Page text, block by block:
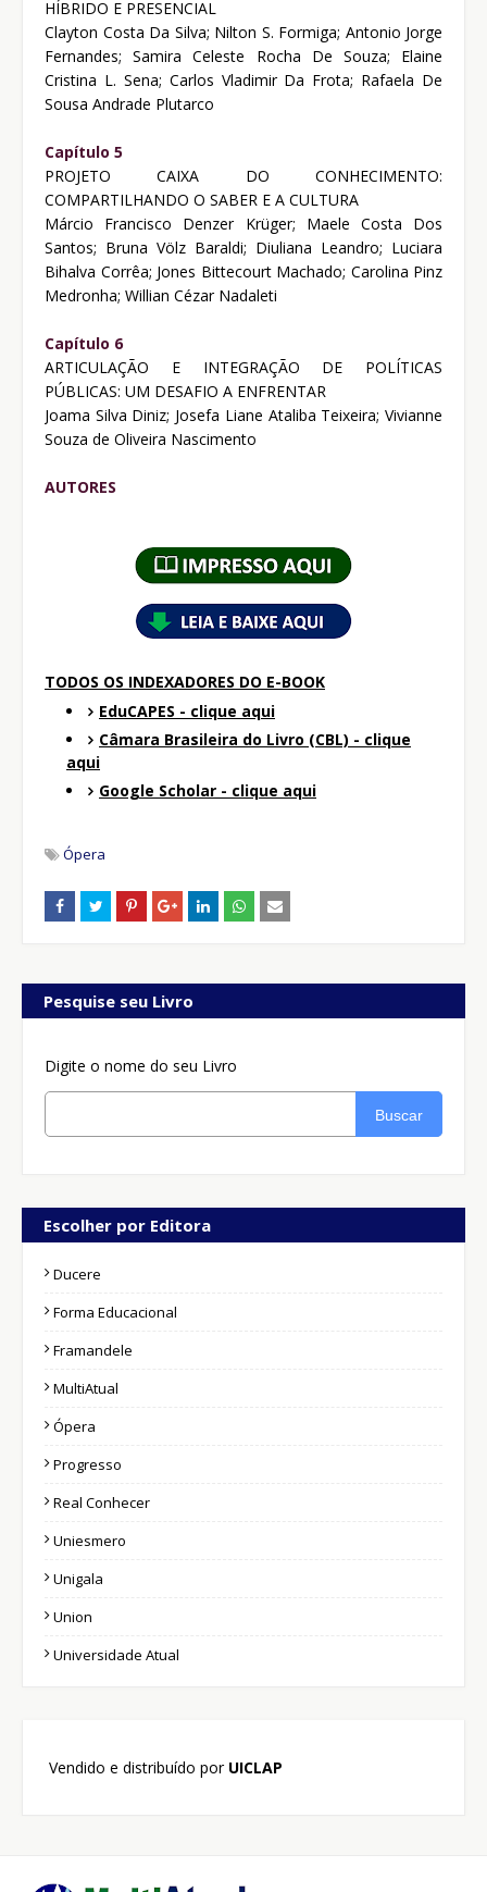
HÍBRIDO E PRESENCIAL
Clayton Costa Da Silva; Nilton S. Formiga; Antonio Jorge
Fernandes; Samira Celeste Rocha De Souza; Elaine
Cristina L. Sena; Carlos Vladimir Da Frota; Rafaela De
Sousa Andrade Plutarco
Capítulo 5
PROJETO CAIXA DO CONHECIMENTO:
COMPARTILHANDO O SABER E A CULTURA
Márcio Francisco Denzer Krüger; Maele Costa Dos
Santos; Bruna Völz Baraldi; Diuliana Leandro; Luciara
Bihalva Corrêa; Jones Bittecourt Machado; Carolina Pinz
Medronha; Willian Cézar Nadaleti
Capítulo 6
ARTICULAÇÃO E INTEGRAÇÃO DE POLÍTICAS
PÚBLICAS: UM DESAFIO A ENFRENTAR
Joama Silva Diniz; Josefa Liane Ataliba Teixeira; Vivianne
Souza de Oliveira Nascimento
AUTORES
TODOS OS INDEXADORES DO E-BOOK
EduCAPES - clique aqui
Câmara Brasileira do Livro (CBL) - clique
aqui
Google Scholar - clique aqui
Ópera
Pesquise seu Livro
Digite o nome do seu Livro
Buscar
Escolher por Editora
Ducere
Forma Educacional
Framandele
MultiAtual
Ópera
Progresso
Real Conhecer
Uniesmero
Unigala
Union
Universidade Atual
Vendido e distribuído por UICLAP